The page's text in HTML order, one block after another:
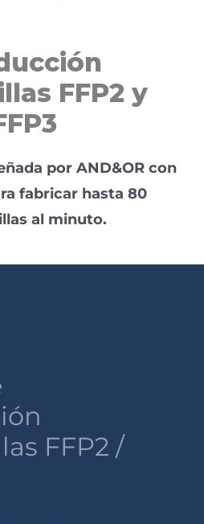
FFP2 y
por AND&OR con
fabricar hasta 80
al minuto.
FFP2 /